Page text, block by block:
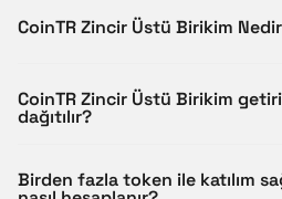
CoinTR Zincir Üstü Birikim
CoinTR Zincir Üstü Birikim
dağıtılır?
Birden fazla token ile katılım